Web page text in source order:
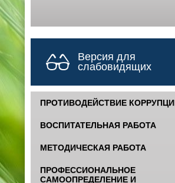
Версия для
слабовидящих
ПРОТИВОДЕЙСТВИЕ
ВОСПИТАТЕЛЬНАЯ РАБОТА
МЕТОДИЧЕСКАЯ РАБОТА
ПРОФЕССИОНАЛЬНОЕ
САМООПРЕДЕЛЕНИЕ И